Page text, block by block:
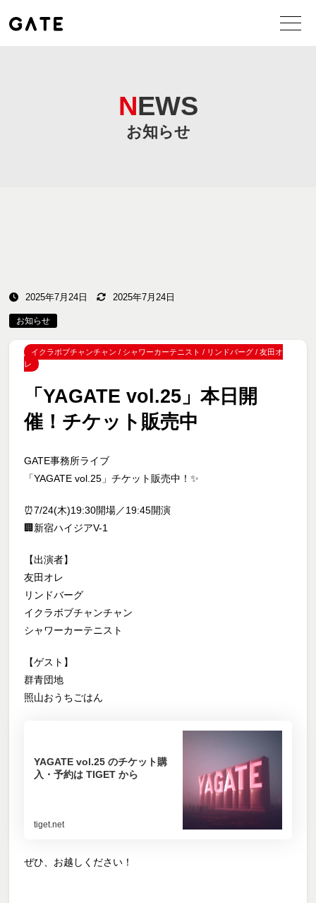
NEWS
お知らせ
2025年7月24日 2025年7月24日
お知らせ
イクラボブチャンチャン / シャワーカーテニスト / リンドバーグ /友田オ
レ
「YAGATE vol.25」本日開
催！チケット販売中
GATE事務所ライブ
「YAGATE vol.25」チケット販売中！✨
⏰7/24(木)19:30開場／19:45開演
🏢新宿ハイジアV-1
【出演者】
友田オレ
リンドバーグ
イクラボブチャンチャン
シャワーカーテニスト
【ゲスト】
群青団地
照山おうちごはん
YAGATE vol.25 のチケット購
入・予約は TIGET から
tiget.net
ぜひ、お越しください！